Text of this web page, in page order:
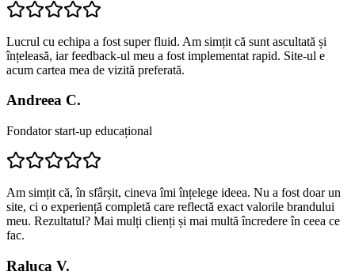
Lucrul cu echipa a fost super fluid. Am simțit că sunt ascultată și
înțeleasă, iar feedback-ul meu a fost implementat rapid. Site-ul e
acum cartea mea de vizită preferată.
Andreea C.
Fondator start-up educațional
Am simțit că, în sfârșit, cineva îmi înțelege ideea. Nu a fost doar un
site, ci o experiență completă care reflectă exact valorile brandului
meu. Rezultatul? Mai mulți clienți și mai multă încredere în ceea ce
fac.
Raluca V.